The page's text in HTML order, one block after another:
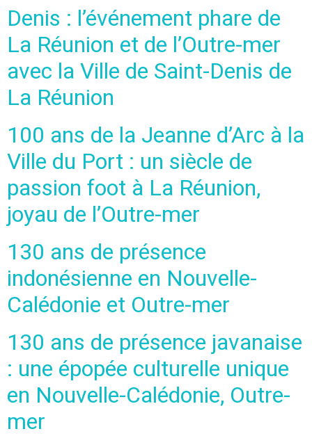
Denis : l’événement phare de
La Réunion et de l’Outre-mer
avec la Ville de Saint-Denis de
La Réunion
100 ans de la Jeanne d’Arc à la
Ville du Port : un siècle de
passion foot à La Réunion,
joyau de l’Outre-mer
130 ans de présence
indonésienne en Nouvelle-
Calédonie et Outre-mer
130 ans de présence javanaise
: une épopée culturelle unique
en Nouvelle-Calédonie, Outre-
mer